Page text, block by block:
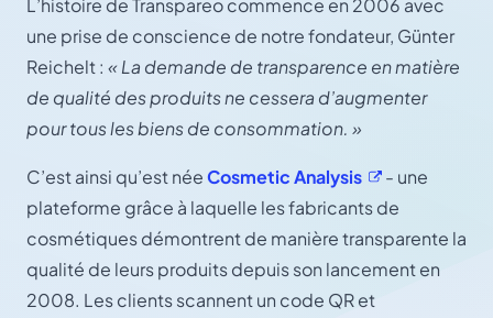
L’histoire de Transpareo commence en 2006 avec
une prise de conscience de notre fondateur, Günter
Reichelt : « La demande de transparence en matière
de qualité des produits ne cessera d’augmenter
pour tous les biens de consommation. »
C’est ainsi qu’est néeCosmeticAnalysis
- une
plateforme grâce à laquelle les fabricants de
cosmétiques démontrent de manière transparente la
qualité de leurs produits depuis son lancement en
2008. Les clients scannent un code QR et